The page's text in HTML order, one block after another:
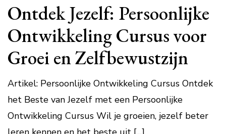
Ontdek Jezelf: Persoonlijke
Ontwikkeling Cursus voor
Groei en Zelfbewustzijn
Artikel: Persoonlijke Ontwikkeling Cursus Ontdek
het Beste van Jezelf met een Persoonlijke
Ontwikkeling Cursus Wil je groeien, jezelf beter